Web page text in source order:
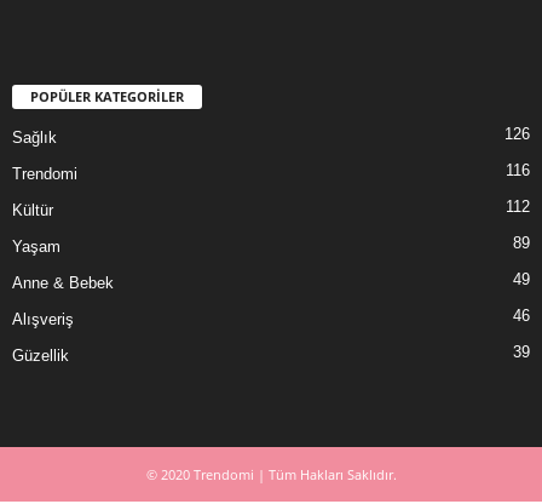
POPÜLER KATEGORİLER
Sağlık 126
Trendomi 116
Kültür 112
Yaşam 89
Anne & Bebek 49
Alışveriş 46
Güzellik 39
© 2020 Trendomi | Tüm Hakları Saklıdır.